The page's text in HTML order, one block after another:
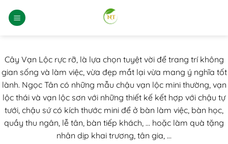
qua
Cây Vạn Lộc rực rỡ, là lựa chọn tuyệt vời để trang trí không
gian sống và làm việc, vừa đẹp mắt lại vừa mang ý nghĩa tốt
lành. Ngọc Tân có những mẫu chậu vạn lộc mini thường, vạn
lộc thái và vạn lộc sơn với những thiết kế kết hợp với chậu tự
tưới, chậu sứ có kích thước mini để ở bàn làm việc, bàn học,
quầy thu ngân, lễ tân, bàn tiếp khách, … hoặc làm quà tặng
nhân dịp khai trương, tân gia, …